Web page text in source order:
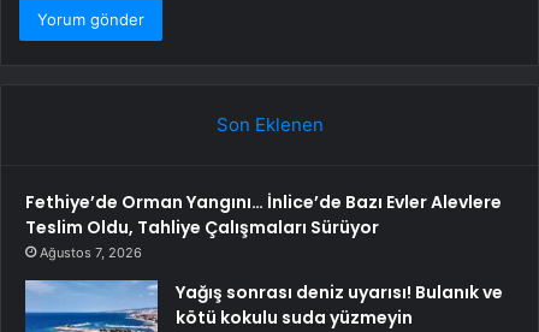
Son Eklenen
Fethiye’de Orman Yangını… İnlice’de Bazı Evler Alevlere
Teslim Oldu, Tahliye Çalışmaları Sürüyor
Ağustos 7, 2026
Yağış sonrası deniz uyarısı! Bulanık ve
kötü kokulu suda yüzmeyin